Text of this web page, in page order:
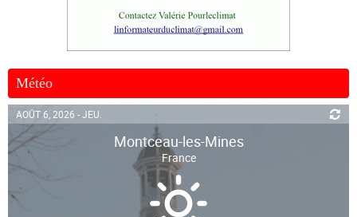
Météo
AOÛT 6, 2026 - JEU.
Montceau-les-Mines
France